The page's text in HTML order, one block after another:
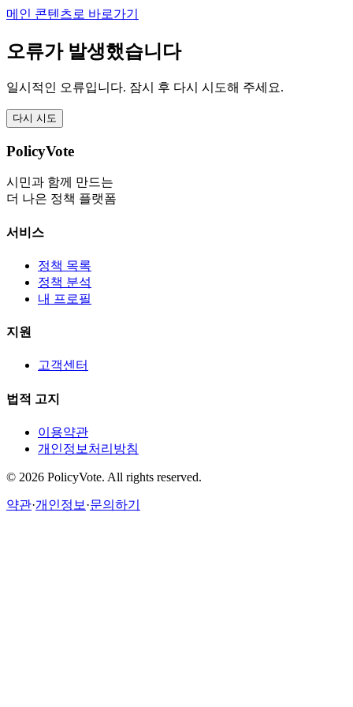
메인 콘텐츠로 바로가기
오류가 발생했습니다
일시적인 오류입니다. 잠시 후 다시 시도해 주세요.
다시 시도
PolicyVote
시민과 함께 만드는
더 나은 정책 플랫폼
서비스
정책 목록
정책 분석
내 프로필
지원
고객센터
법적 고지
이용약관
개인정보처리방침
© 2026 PolicyVote. All rights reserved.
약관·개인정보 ·문의하기